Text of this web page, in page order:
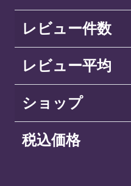
レビュー件数
レビュー平均
ショップ
税込価格